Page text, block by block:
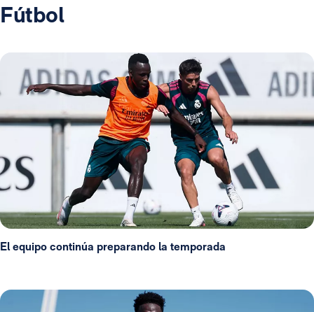
Fútbol
El equipo continúa preparando la temporada